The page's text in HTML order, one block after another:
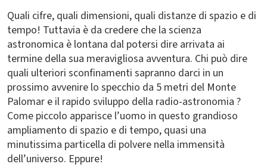
Quali cifre, quali dimensioni, quali distanze di spazio e di
tempo! Tuttavia è da credere che la scienza
astronomica è lontana dal potersi dire arrivata ai
termine della sua meravigliosa avventura. Chi può dire
quali ulteriori sconfinamenti sapranno darci in un
prossimo avvenire lo specchio da 5 metri del Monte
Palomar e il rapido sviluppo della radio-astronomia ?
Come piccolo apparisce l’uomo in questo grandioso
ampliamento di spazio e di tempo, quasi una
minutissima particella di polvere nella immensità
dell’universo. Eppure!